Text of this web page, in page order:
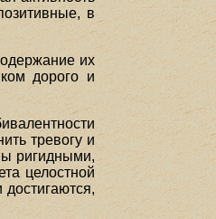
в
их
дорого и
тревогу и
ригидными,
целостной